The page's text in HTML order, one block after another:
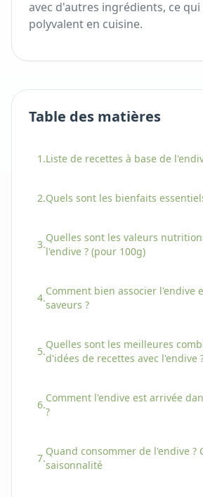
avec d'autres ingrédients, ce
polyvalent en cuisine.
Table des matières
1.Liste de recettes à base de l'
2.Quels sont les bienfaits
3.
Quelles sont les valeurs
l'endive ? (pour 100g)
4.
Comment bien associer l'endive
saveurs ?
5.
Quelles sont les meilleures
d'idées de recettes avec l'endive
6.
Comment l'endive est arrivée
?
7.
Quand consommer de l'endive ?
saisonnalité